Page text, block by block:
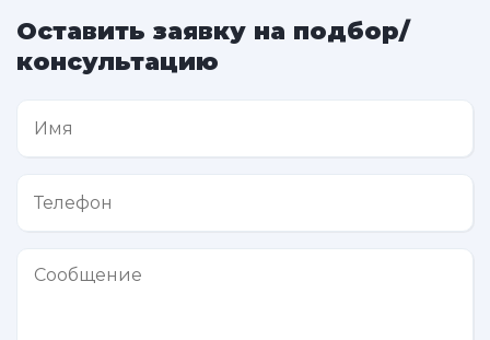
Оставить заявку на подбор/
консультацию